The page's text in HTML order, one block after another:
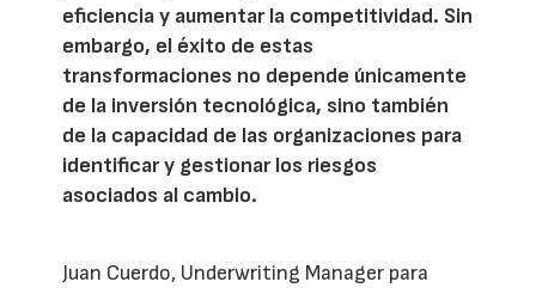
eficiencia y aumentar la competitividad. Sin
embargo, el éxito de estas
transformaciones no depende únicamente
de la inversión tecnológica, sino también
de la capacidad de las organizaciones para
identificar y gestionar los riesgos
asociados al cambio.
Juan Cuerdo, Underwriting Manager para